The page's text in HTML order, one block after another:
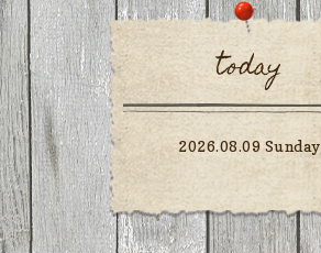
today
2026.08.09 Sunday